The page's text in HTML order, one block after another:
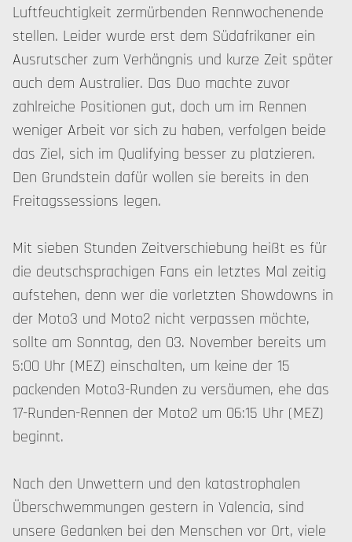
Luftfeuchtigkeit zermürbenden Rennwochenende
stellen. Leider wurde erst dem Südafrikaner ein
Ausrutscher zum Verhängnis und kurze Zeit später
auch dem Australier. Das Duo machte zuvor
zahlreiche Positionen gut, doch um im Rennen
weniger Arbeit vor sich zu haben, verfolgen beide
das Ziel, sich im Qualifying besser zu platzieren.
Den Grundstein dafür wollen sie bereits in den
Freitagssessions legen.
Mit sieben Stunden Zeitverschiebung heißt es für
die deutschsprachigen Fans ein letztes Mal zeitig
aufstehen, denn wer die vorletzten Showdowns in
der Moto3 und Moto2 nicht verpassen möchte,
sollte am Sonntag, den 03. November bereits um
5:00 Uhr (MEZ) einschalten, um keine der 15
packenden Moto3-Runden zu versäumen, ehe das
17-Runden-Rennen der Moto2 um 06:15 Uhr (MEZ)
beginnt.
Nach den Unwettern und den katastrophalen
Überschwemmungen gestern in Valencia, sind
unsere Gedanken bei den Menschen vor Ort, viele